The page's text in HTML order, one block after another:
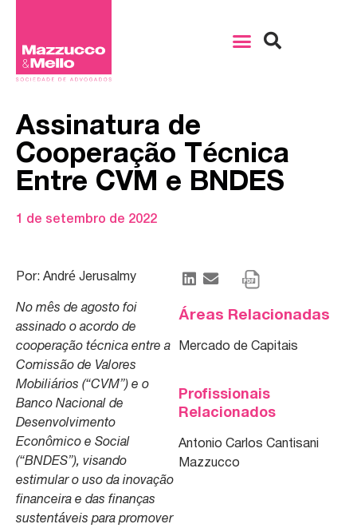
Assinatura de
Cooperação Técnica
Entre CVM e BNDES
1 de setembro de 2022
Por: André Jerusalmy
No mês de agosto foi
assinado o acordo de
cooperação técnica entre a
Comissão de Valores
Mobiliários (“CVM”) e o
Banco Nacional de
Desenvolvimento
Econômico e Social
(“BNDES”), visando
estimular o uso da inovação
financeira e das finanças
sustentáveis para promover
Áreas Relacionadas
Mercado de Capitais
Profissionais
Relacionados
Antonio Carlos Cantisani
Mazzucco